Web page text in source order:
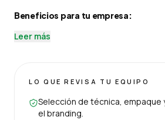
Beneficios para tu empresa:
Leer más
LO QUE REVISA TU EQUIPO
Selección de técnica, empaque
el branding.